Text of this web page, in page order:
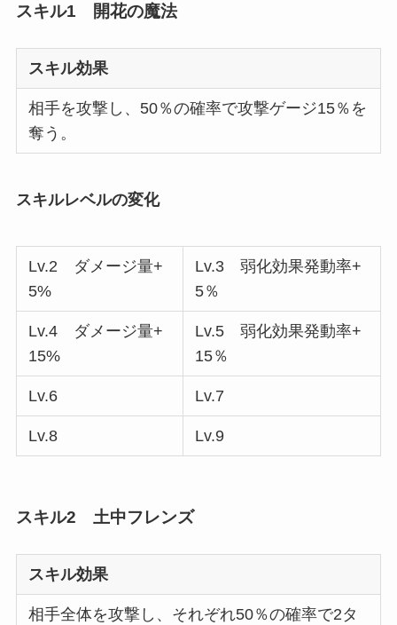
スキル1 開花の魔法
スキル効果
相手を攻撃し、50％の確率で攻撃ゲージ15％を
奪う。
スキルレベルの変化
Lv.2 ダメージ量+
5%
Lv.3 弱化効果発動率+
5％
Lv.4 ダメージ量+
15%
Lv.5 弱化効果発動率+
15％
Lv.6 Lv.7
Lv.8 Lv.9
スキル2 土中フレンズ
スキル効果
相手全体を攻撃し、それぞれ50％の確率で2タ